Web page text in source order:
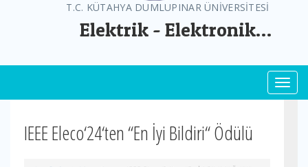
T.C. KÜTAHYA DUMLUPINAR ÜNİVERSİTESİ
Elektrik - Elektronik
IEEE Eleco‘24‘ten “En İyi Bildiri“ Ödülü